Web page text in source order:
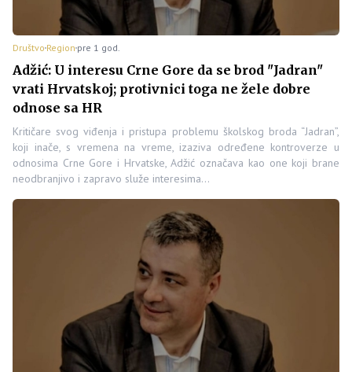
Društvo Region pre 1 god.
Adžić: U interesu Crne Gore da se brod "Jadran"
vrati Hrvatskoj; protivnici toga ne žele dobre
odnose sa HR
Kritičare svog viđenja i pristupa problemu školskog broda “Jadran”,
koji inače, s vremena na vreme, izaziva određene kontroverze u
odnosima Crne Gore i Hrvatske, Adžić označava kao one koji brane
neodbranjivo i zapravo služe interesima…